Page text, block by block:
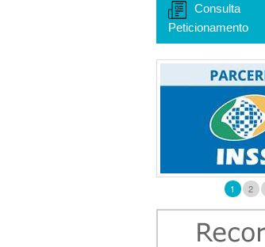
Consulta
Peticionamento
1 2